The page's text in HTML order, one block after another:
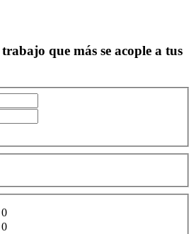
que más se acople a tus
0
0